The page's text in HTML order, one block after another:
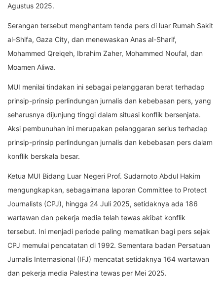
Agustus 2025.
Serangan tersebut menghantam tenda pers di luar Rumah Sakit
al-Shifa, Gaza City, dan menewaskan Anas al-Sharif,
Mohammed Qreiqeh, Ibrahim Zaher, Mohammed Noufal, dan
Moamen Aliwa.
MUI menilai tindakan ini sebagai pelanggaran berat terhadap
prinsip-prinsip perlindungan jurnalis dan kebebasan pers, yang
seharusnya dijunjung tinggi dalam situasi konflik bersenjata.
Aksi pembunuhan ini merupakan pelanggaran serius terhadap
prinsip-prinsip perlindungan jurnalis dan kebebasan pers dalam
konflik berskala besar.
Ketua MUI Bidang Luar Negeri Prof. Sudarnoto Abdul Hakim
mengungkapkan, sebagaimana laporan Committee to Protect
Journalists (CPJ), hingga 24 Juli 2025, setidaknya ada 186
wartawan dan pekerja media telah tewas akibat konflik
tersebut. Ini menjadi periode paling mematikan bagi pers sejak
CPJ memulai pencatatan di 1992. Sementara badan Persatuan
Jurnalis Internasional (IFJ) mencatat setidaknya 164 wartawan
dan pekerja media Palestina tewas per Mei 2025.